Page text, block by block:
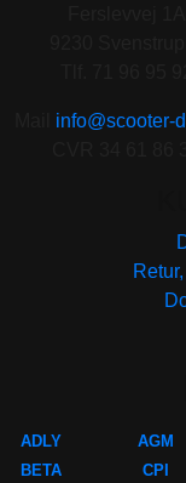
info@scooter-
ADLY
BETA
AGM
CPI